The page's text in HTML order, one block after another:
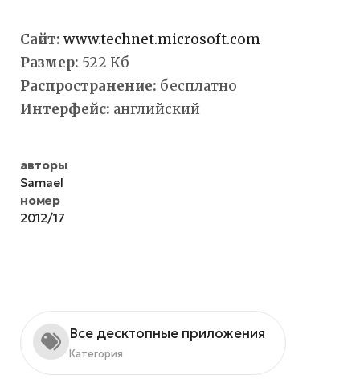
Сайт: www.technet.microsoft.com
Размер: 522 Кб
Распространение: бесплатно
Интерфейс: английский
авторы
Samael
номер
2012/17
Все десктопные приложения
Категория